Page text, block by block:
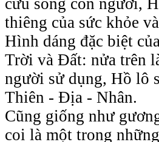
thiêng của sức khỏe
Hình dáng đặc biệt
Trời và Đất: nửa trên
người sử dụng, Hồ lô
Thiên - Địa - Nhân.
Cũng giống như
coi là một trong